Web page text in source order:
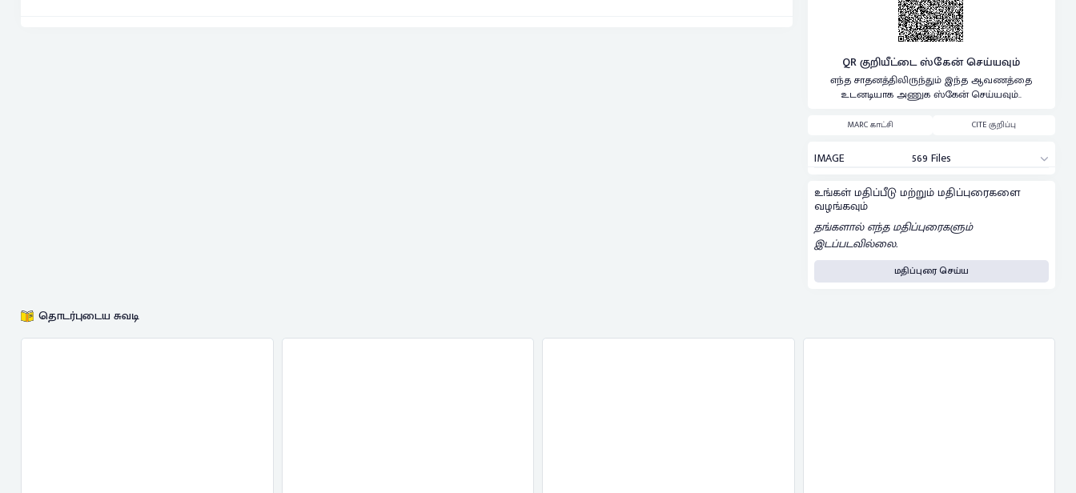
QR குறியீட்டை ஸ்கேன் செய்யவும்
எந்த சாதனத்திலிருந்தும் இந்த ஆவணத்தை
உடனடியாக அணுக ஸ்கேன் செய்யவும்..
MARC காட்சி CITE குறிப்பு
IMAGE 569 Files
உங்கள் மதிப்பீடு மற்றும் மதிப்புரைகளை
வழங்கவும்
தங்களால் எந்த மதிப்புரைகளும்
இடப்படவில்லை.
மதிப்புரை செய்ய
தொடர்புடைய சுவடி